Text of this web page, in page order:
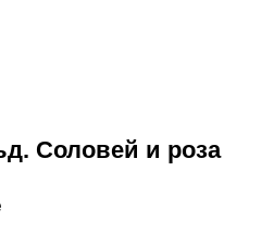
Соловей и роза